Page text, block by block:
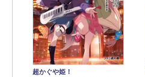
超かぐや姫！